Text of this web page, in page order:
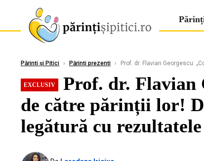
Părinți și Pitici › Părinți prezenți › Prof. dr. Flavian Georgescu:
EXCLUSIV
Prof. dr. Flavian
de către părinții lor!
legătură cu